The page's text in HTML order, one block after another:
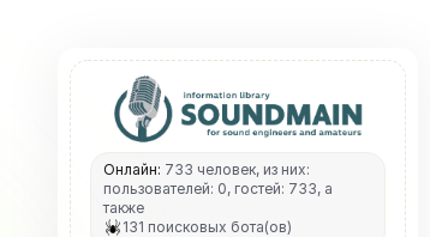
Онлайн: 733 человек, из них:
пользователей: 0, гостей: 733, а
также
131 поисковых бота(ов)